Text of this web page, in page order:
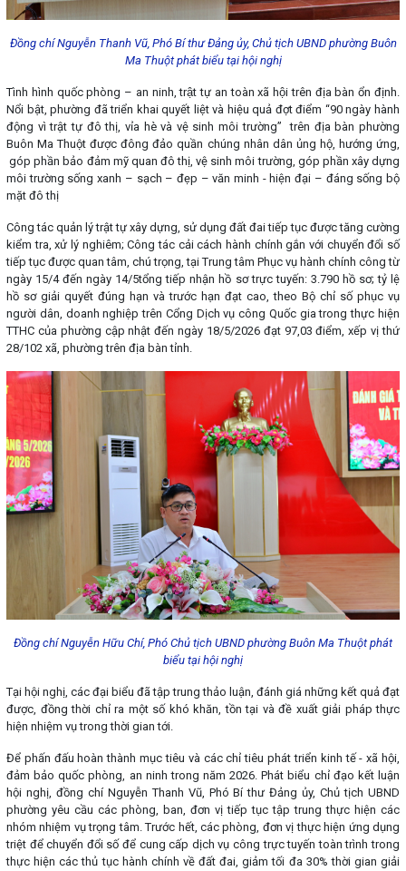
Đồng chí Nguyễn Thanh Vũ, Phó Bí thư Đảng ủy, Chủ tịch UBND phường Buôn
Ma Thuột phát biểu tại hội nghị
Tình hình quốc phòng – an ninh, trật tự an toàn xã hội trên địa bàn ổn định.
Nổi bật, phường đã triển khai quyết liệt và hiệu quả đợt điểm “90 ngày hành
động vì trật tự đô thị, vỉa hè và vệ sinh môi trường” trên địa bàn phường
Buôn Ma Thuột được đông đảo quần chúng nhân dân ủng hộ, hướng ứng,
góp phần bảo đảm mỹ quan đô thị, vệ sinh môi trường, góp phần xây dựng
môi trường sống xanh – sạch – đẹp – văn minh - hiện đại – đáng sống bộ
mặt đô thị
Công tác quản lý trật tự xây dựng, sử dụng đất đai tiếp tục được tăng cường
kiểm tra, xử lý nghiêm; Công tác cải cách hành chính gắn với chuyển đổi số
tiếp tục được quan tâm, chú trọng, tại Trung tâm Phục vụ hành chính công từ
ngày 15/4 đến ngày 14/5tổng tiếp nhận hồ sơ trực tuyến: 3.790 hồ sơ; tỷ lệ
hồ sơ giải quyết đúng hạn và trước hạn đạt cao, theo Bộ chỉ số phục vụ
người dân, doanh nghiệp trên Cổng Dịch vụ công Quốc gia trong thực hiện
TTHC của phường cập nhật đến ngày 18/5/2026 đạt 97,03 điểm, xếp vị thứ
28/102 xã, phường trên địa bàn tỉnh.
Đồng chí Nguyễn Hữu Chí, Phó Chủ tịch UBND phường Buôn Ma Thuột phát
biểu tại hội nghị
Tại hội nghị, các đại biểu đã tập trung thảo luận, đánh giá những kết quả đạt
được, đồng thời chỉ ra một số khó khăn, tồn tại và đề xuất giải pháp thực
hiện nhiệm vụ trong thời gian tới.
Để phấn đấu hoàn thành mục tiêu và các chỉ tiêu phát triển kinh tế - xã hội,
đảm bảo quốc phòng, an ninh trong năm 2026. Phát biểu chỉ đạo kết luận
hội nghị, đồng chí Nguyễn Thanh Vũ, Phó Bí thư Đảng ủy, Chủ tịch UBND
phường yêu cầu các phòng, ban, đơn vị tiếp tục tập trung thực hiện các
nhóm nhiệm vụ trọng tâm. Trước hết, các phòng, đơn vị thực hiện ứng dụng
triệt để chuyển đổi số để cung cấp dịch vụ công trực tuyến toàn trình trong
thực hiện các thủ tục hành chính về đất đai, giảm tối đa 30% thời gian giải